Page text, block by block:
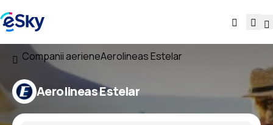
Companii aerieneAerolineas Estelar
Aerolineas Estelar